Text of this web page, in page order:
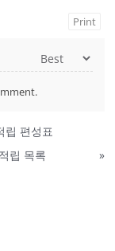
Print
립 편성표
립 목록
»